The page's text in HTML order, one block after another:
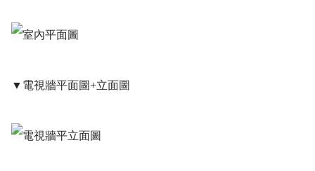
▼電視牆平面圖+立面圖